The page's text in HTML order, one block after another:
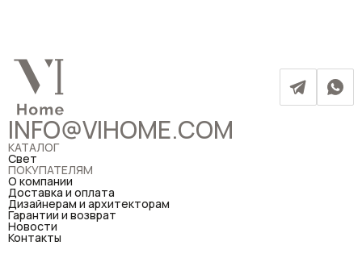
INFO@VIHOME.COM
КАТАЛОГ
Свет
ПОКУПАТЕЛЯМ
О компании
Доставка и оплата
Дизайнерам и архитекторам
Гарантии и возврат
Новости
Контакты